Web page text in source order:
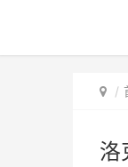
洛